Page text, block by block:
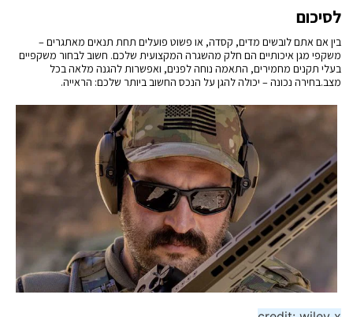
לסיכום
בין אם אתם לובשים מדים, קסדה, או פשוט פועלים תחת תנאים מאתגרים –
משקפי מגן איכותיים הם חלק מהשגרה המקצועית שלכם. חשוב לבחור משקפיים
בעלי תקנים מחמירים, התאמה נוחה לפנים, ואפשרות להגנה מלאה בכל
מצב.בחירה נכונה – יכולה להגן על הנכס החשוב ביותר שלכם: הראייה.